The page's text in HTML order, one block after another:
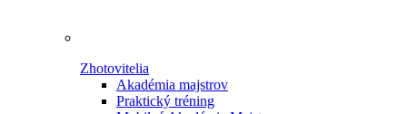
Zhotovitelia
Akadémia majstrov
Praktický tréning